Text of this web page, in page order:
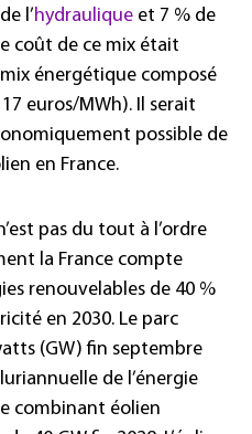
l’hydraulique et 7 % de
coût de ce mix était
énergétique composé
euros/MWh). Il serait
possible de
en France.
pas du tout à l’ordre
la France compte
renouvelables de 40 %
en 2030. Le parc
(GW) fin septembre
de l’énergie
combinant éolien